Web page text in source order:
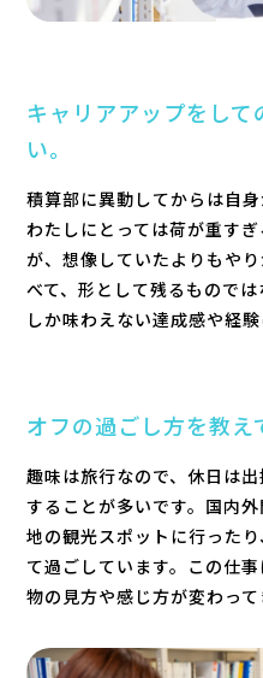
キャリアアップをして
い。
積算部に異動してからは自
わたしにとっては荷が重す
が、想像していたよりもや
べて、形として残るもので
しか味わえない達成感や経験
オフの過ごし方を教え
趣味は旅行なので、休日は
することが多いです。国内
地の観光スポットに行った
て過ごしています。この仕
物の見方や感じ方が変わって